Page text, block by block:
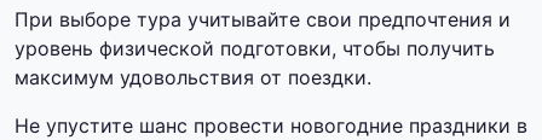
При выборе тура учитывайте свои предпочтения и
уровень физической подготовки, чтобы получить
максимум удовольствия от поездки.
Не упустите шанс провести новогодние праздники в